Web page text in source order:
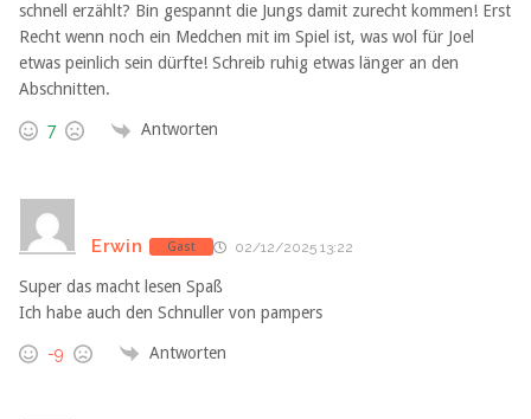
schnell erzählt? Bin gespannt die Jungs damit zurecht kommen! Erst
Recht wenn noch ein Medchen mit im Spiel ist, was wol für Joel
etwas peinlich sein dürfte! Schreib ruhig etwas länger an den
Abschnitten.
7 Antworten
Erwin Gast 02/12/2025 13:22
Super das macht lesen Spaß
Ich habe auch den Schnuller von pampers
-9 Antworten